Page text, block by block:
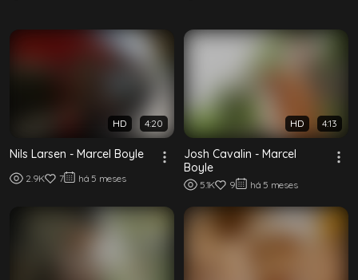
HD 4:20
Nils Larsen - Marcel Boyle
2.9K 7 há 5 meses
HD 4:13
Josh Cavalin - Marcel
Boyle
5.1K 9 há 5 meses